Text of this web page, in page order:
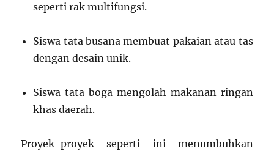
seperti rak multifungsi.
Siswa tata busana membuat pakaian atau tas
dengan desain unik.
Siswa tata boga mengolah makanan ringan
khas daerah.
Proyek-proyek seperti ini menumbuhkan